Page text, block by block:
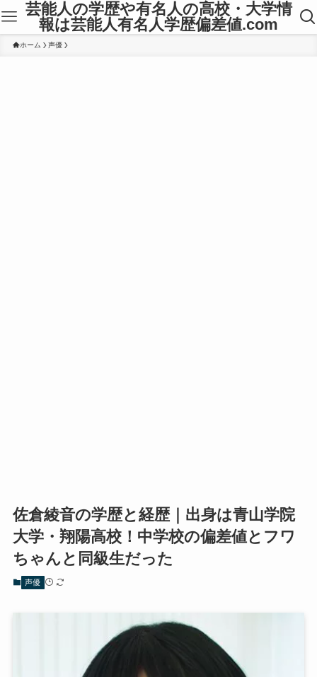
芸能人の学歴や有名人の高校・大学情
報は芸能人有名人学歴偏差値.com
ホーム 声優
佐倉綾音の学歴と経歴｜出身は青山学院
大学・翔陽高校！中学校の偏差値とフワ
ちゃんと同級生だった
声優